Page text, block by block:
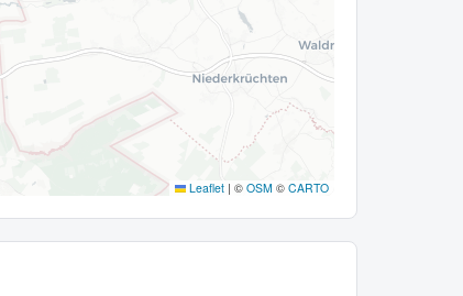
Leaflet | © OSM © CARTO